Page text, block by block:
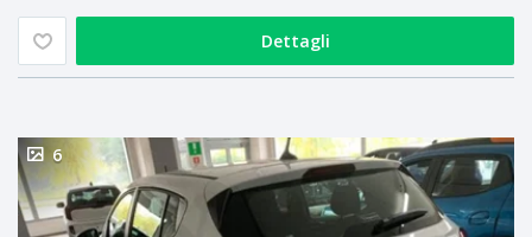
Dettagli
6